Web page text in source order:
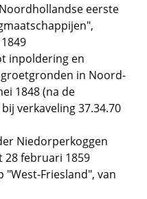
eerste
inpoldering en
in Noord-
1848 (na de
verkaveling 37.34.70
Niedorperkoggen
28 februari 1859
Friesland", van